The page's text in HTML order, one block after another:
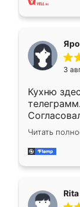
3
Кухню
недели
довольны
мебель за
Читать
Rita